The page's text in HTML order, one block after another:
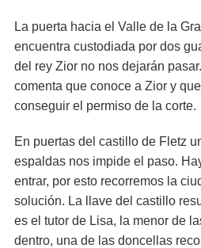
La puerta hacia el Valle de la
encuentra custodiada por dos
del rey Zior no nos dejarán
comenta que conoce a Zior y
conseguir el permiso de la corte.
En puertas del castillo de Fletz
espaldas nos impide el paso.
entrar, por esto recorremos la
solución. La llave del castillo
es el tutor de Lisa, la menor de
dentro, una de las doncellas